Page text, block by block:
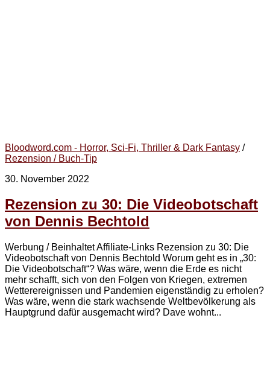
Bloodword.com - Horror, Sci-Fi, Thriller & Dark Fantasy /
Rezension / Buch-Tip
30. November 2022
Rezension zu 30: Die Videobotschaft
von Dennis Bechtold
Werbung / Beinhaltet Affiliate-Links Rezension zu 30: Die
Videobotschaft von Dennis Bechtold Worum geht es in „30:
Die Videobotschaft“? Was wäre, wenn die Erde es nicht
mehr schafft, sich von den Folgen von Kriegen, extremen
Wetterereignissen und Pandemien eigenständig zu erholen?
Was wäre, wenn die stark wachsende Weltbevölkerung als
Hauptgrund dafür ausgemacht wird? Dave wohnt...